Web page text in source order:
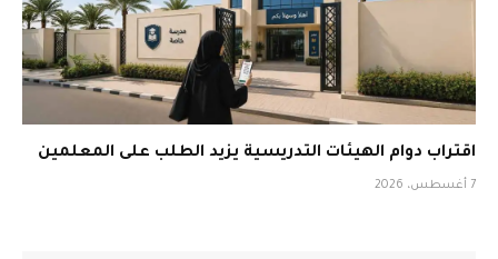
اقتراب دوام الهيئات التدريسية يزيد الطلب على المعلمين
7 أغسطس، 2026